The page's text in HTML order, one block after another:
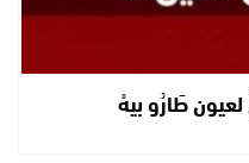
طَارُو بيهْ